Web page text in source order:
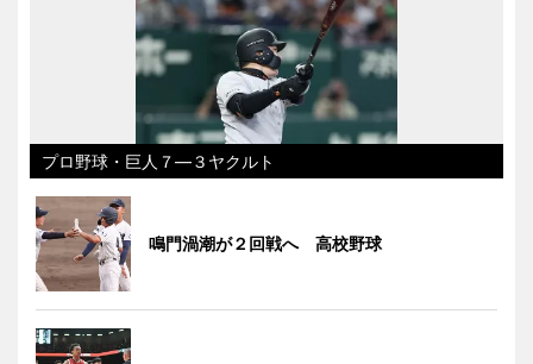
プロ野球・巨人７―３ヤクルト
鳴門渦潮が２回戦へ 高校野球